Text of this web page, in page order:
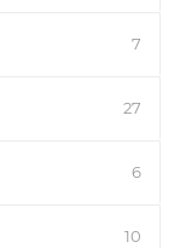
7
27
6
10